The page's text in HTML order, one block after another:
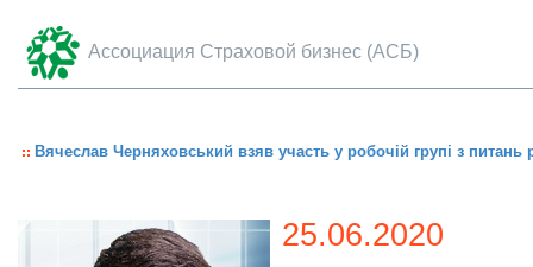
Ассоциация Страховой бизнес (АСБ)
Вячеслав Черняховський взяв участь у робочій групі з
25.06.2020